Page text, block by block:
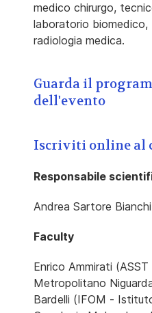
medico chirurgo,
laboratorio
radiologia medica.
Guarda il
dell'evento
Iscriviti online al
Responsabile
Andrea Sartore Bianchi
Faculty
Enrico Ammirati
Metropolitano
Bardelli (IFOM -